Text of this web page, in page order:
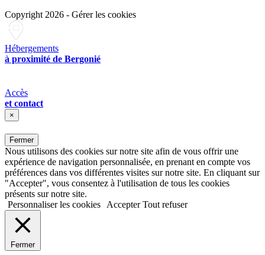
Copyright 2026 - Gérer les cookies
Hébergements
à proximité de Bergonié
Accès
et contact
×
Fermer
Nous utilisons des cookies sur notre site afin de vous offrir une
expérience de navigation personnalisée, en prenant en compte vos
préférences dans vos différentes visites sur notre site. En cliquant sur
"Accepter", vous consentez à l'utilisation de tous les cookies
présents sur notre site.
Personnaliser les cookies
Accepter Tout refuser
Fermer